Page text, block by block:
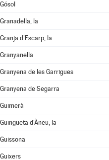
Gósol
Granadella, la
Granja d'Escarp, la
Granyanella
Granyena de les Garrigues
Granyena de Segarra
Guimerà
Guingueta d'Àneu, la
Guissona
Guixers